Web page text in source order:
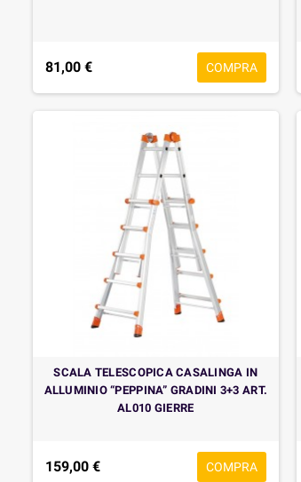
81,00 € COMPRA
SCALA TELESCOPICA CASALINGA IN
ALLUMINIO “PEPPINA” GRADINI 3+3 ART.
AL010 GIERRE
159,00 € COMPRA